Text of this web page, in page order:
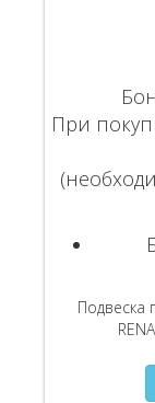
При
Подвеска